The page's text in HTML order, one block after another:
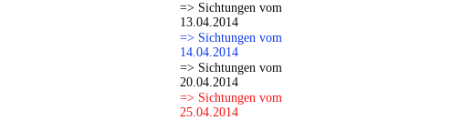
=> Sichtungen vom
13.04.2014
=> Sichtungen vom
14.04.2014
=> Sichtungen vom
20.04.2014
=> Sichtungen vom
25.04.2014